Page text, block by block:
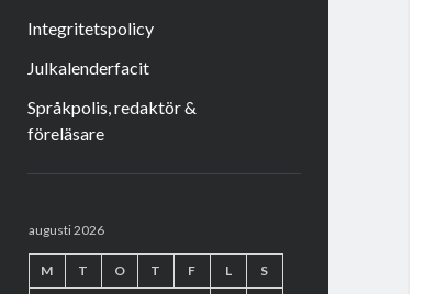
Integritetspolicy
Julkalenderfacit
Språkpolis, redaktör &
föreläsare
augusti 2026
M T O T F L S